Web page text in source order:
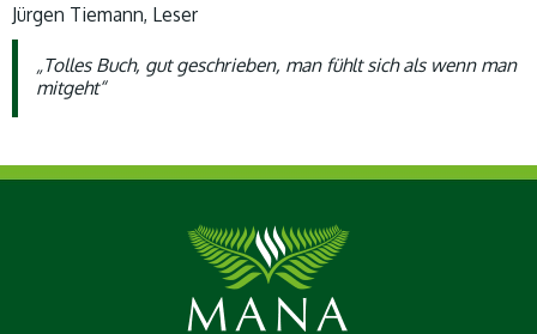
Jürgen Tiemann, Leser
„Tolles Buch, gut geschrieben, man fühlt sich als wenn man
mitgeht“